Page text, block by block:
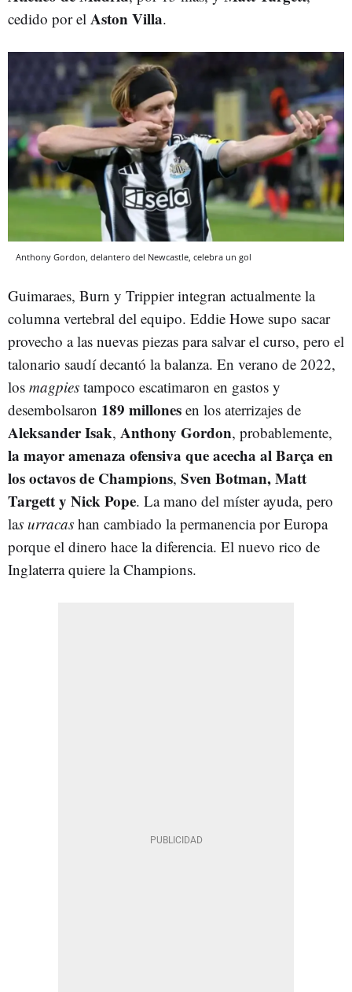
cedido por el Aston Villa.
Anthony Gordon, delantero del Newcastle, celebra un gol
Guimaraes, Burn y Trippier integran actualmente la
columna vertebral del equipo. Eddie Howe supo sacar
provecho a las nuevas piezas para salvar el curso, pero el
talonario saudí decantó la balanza. En verano de 2022,
los magpies tampoco escatimaron en gastos y
desembolsaron 189 millones en los aterrizajes de
Aleksander Isak, Anthony Gordon, probablemente,
la mayor amenaza ofensiva que acecha al Barça en
los octavos de Champions, Sven Botman, Matt
Targett y Nick Pope. La mano del míster ayuda, pero
las urracas han cambiado la permanencia por Europa
porque el dinero hace la diferencia. El nuevo rico de
Inglaterra quiere la Champions.